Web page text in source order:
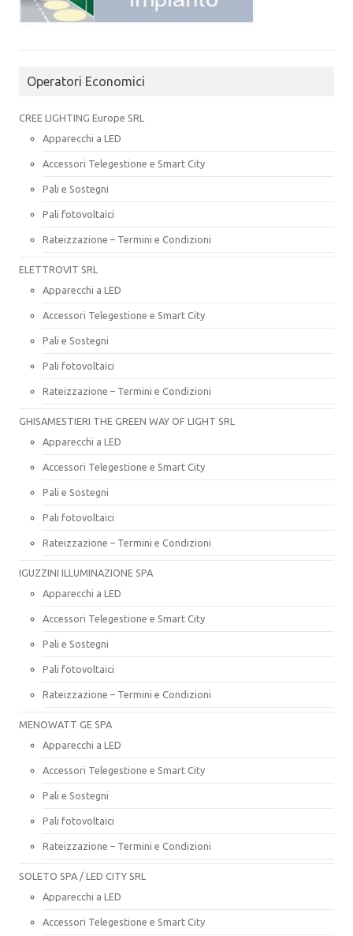
Operatori Economici
CREE LIGHTING Europe SRL
Apparecchi a LED
Accessori Telegestione e Smart City
Pali e Sostegni
Pali fotovoltaici
Rateizzazione – Termini e Condizioni
ELETTROVIT SRL
Apparecchi a LED
Accessori Telegestione e Smart City
Pali e Sostegni
Pali fotovoltaici
Rateizzazione – Termini e Condizioni
GHISAMESTIERI THE GREEN WAY OF LIGHT SRL
Apparecchi a LED
Accessori Telegestione e Smart City
Pali e Sostegni
Pali fotovoltaici
Rateizzazione – Termini e Condizioni
IGUZZINI ILLUMINAZIONE SPA
Apparecchi a LED
Accessori Telegestione e Smart City
Pali e Sostegni
Pali fotovoltaici
Rateizzazione – Termini e Condizioni
MENOWATT GE SPA
Apparecchi a LED
Accessori Telegestione e Smart City
Pali e Sostegni
Pali fotovoltaici
Rateizzazione – Termini e Condizioni
SOLETO SPA / LED CITY SRL
Apparecchi a LED
Accessori Telegestione e Smart City